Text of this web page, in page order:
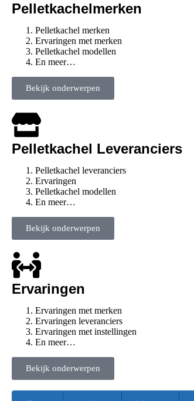
Pelletkachelmerken
Pelletkachel merken
Ervaringen met merken
Pelletkachel modellen
En meer…
Bekijk onderwerpen
Pelletkachel Leveranciers
Pelletkachel leveranciers
Ervaringen
Pelletkachel modellen
En meer…
Bekijk onderwerpen
Ervaringen
Ervaringen met merken
Ervaringen leveranciers
Ervaringen met instellingen
En meer…
Bekijk onderwerpen